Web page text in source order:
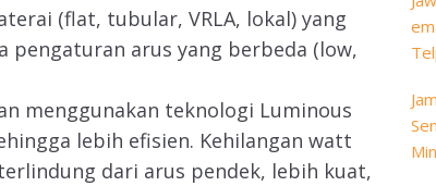
(flat, tubular, VRLA, lokal) yang
pengaturan arus yang berbeda (low,
menggunakan teknologi Luminous
lebih efisien. Kehilangan watt
dari arus pendek, lebih kuat,